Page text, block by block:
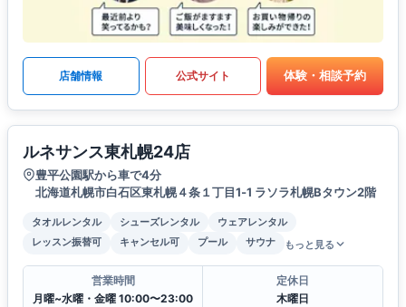
店舗情報 公式サイト 体験・相談予約
ルネサンス東札幌24店
豊平公園駅から車で4分
北海道札幌市白石区東札幌４条１丁目1‐1 ラソラ札幌Bタウン2階
タオルレンタル シューズレンタル
ウェアレンタル
レッスン振替可
キャンセル可 プール サウナ もっと見る
営業時間
月曜~水曜・金曜 10:00〜23:00
定休日
木曜日